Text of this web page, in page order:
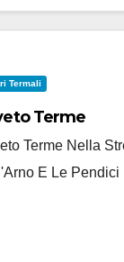
Termali
Terme
Terme Nella
E Le Pendici